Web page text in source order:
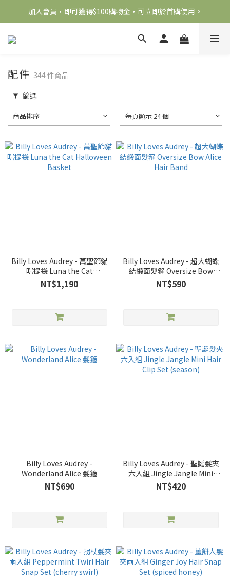
全館滿2000免運
加入會員，即可獲得$100購物金，可立即於首購使用。
滿5000送500購物金，滿8000送800購物金
配件 344 件商品
篩選
商品排序 每頁顯示 24 個
Billy Loves Audrey - 萬聖節貓
咪提袋 Luna the Cat
Halloween Basket
NT$1,190
Billy Loves Audrey - 超大蝴蝶
結緞面髮箍 Oversize Bow
Alice Hair Band
NT$590
Billy Loves Audrey -
Wonderland Alice 髮箍
NT$690
Billy Loves Audrey - 聖誕髮夾
六入組 Jingle Jangle Mini
Hair Clip Set (season)
NT$420